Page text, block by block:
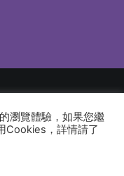
All rights reserved
瀏覽體驗，如果您繼
Cookies，詳情請了